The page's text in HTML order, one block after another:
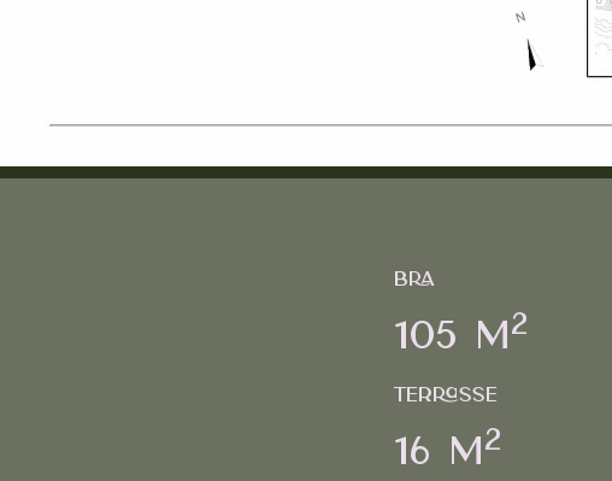
BRA
105 m2
Terrasse
16 m2